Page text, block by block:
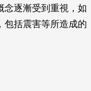
念逐漸受到重視，如
包括震害等所造成的